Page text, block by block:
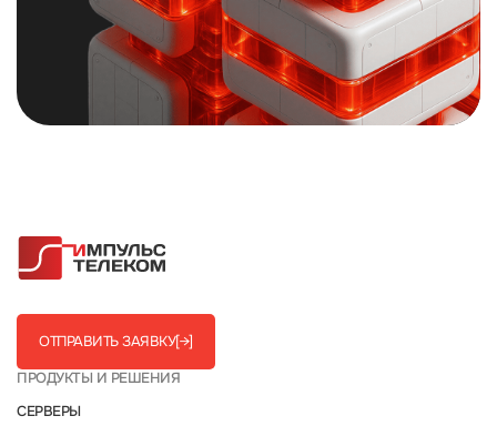
ОТПРАВИТЬ ЗАЯВКУ[→]
ПРОДУКТЫ И РЕШЕНИЯ
СЕРВЕРЫ